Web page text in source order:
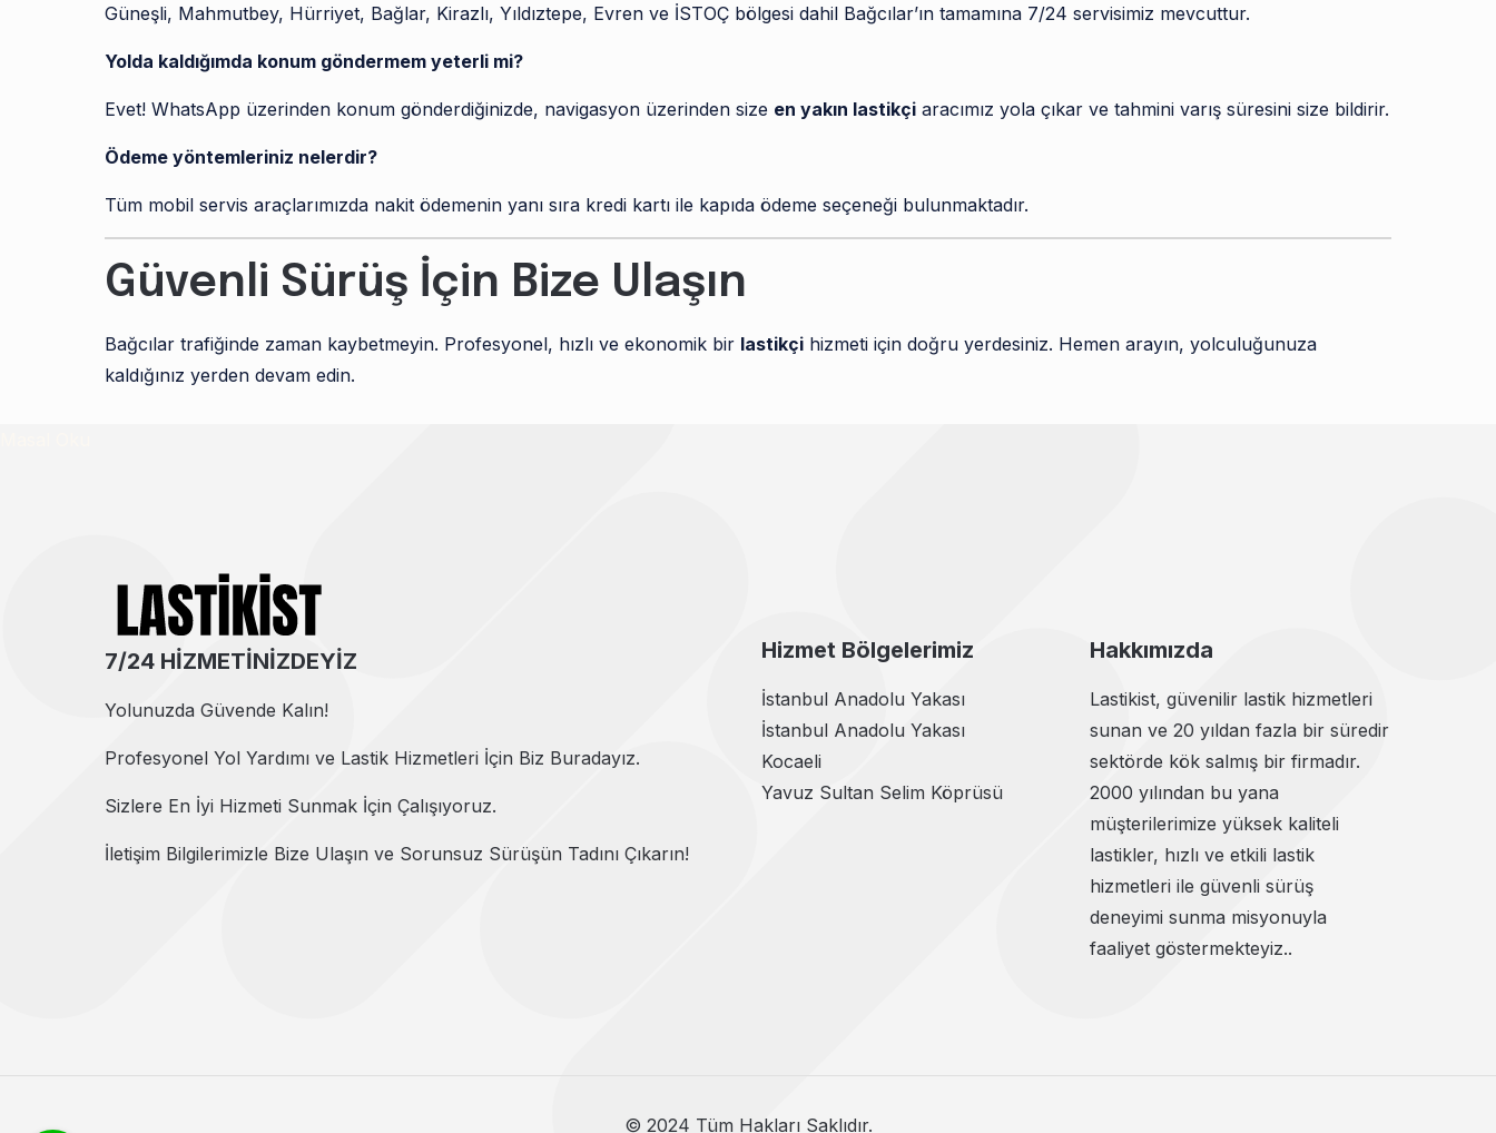
Güneşli, Mahmutbey, Hürriyet, Bağlar, Kirazlı, Yıldıztepe, Evren ve İSTOÇ bölgesi dahil Bağcılar’ın tamamına 7/24 servisimiz mevcuttur.
Yolda kaldığımda konum göndermem yeterli mi?
Evet! WhatsApp üzerinden konum gönderdiğinizde, navigasyon üzerinden size en yakın lastikçiaracımız yola çıkar ve tahmini varış süresini size bildirir.
Ödeme yöntemleriniz nelerdir?
Tüm mobil servis araçlarımızda nakit ödemenin yanı sıra kredi kartı ile kapıda ödeme seçeneği bulunmaktadır.
Güvenli Sürüş İçin Bize Ulaşın
Bağcılar trafiğinde zaman kaybetmeyin. Profesyonel, hızlı ve ekonomik bir lastikçihizmeti için doğru yerdesiniz. Hemen arayın, yolculuğunuza
kaldığınız yerden devam edin.
7/24 HİZMETİNİZDEYİZ
Yolunuzda Güvende Kalın!
Profesyonel Yol Yardımı ve Lastik Hizmetleri İçin Biz Buradayız.
Sizlere En İyi Hizmeti Sunmak İçin Çalışıyoruz.
İletişim Bilgilerimizle Bize Ulaşın ve Sorunsuz Sürüşün Tadını Çıkarın!
Hizmet Bölgelerimiz
İstanbul Anadolu Yakası
İstanbul Anadolu Yakası
Kocaeli
Yavuz Sultan Selim Köprüsü
Hakkımızda
Lastikist, güvenilir lastik hizmetleri
sunan ve 20 yıldan fazla bir süredir
sektörde kök salmış bir firmadır.
2000 yılından bu yana
müşterilerimize yüksek kaliteli
lastikler, hızlı ve etkili lastik
hizmetleri ile güvenli sürüş
deneyimi sunma misyonuyla
faaliyet göstermekteyiz..
© 2024 Tüm Hakları Saklıdır.